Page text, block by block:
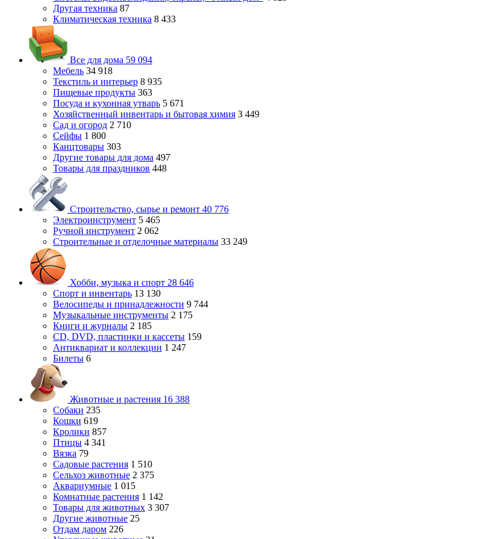
Другая техника 87
Климатическая техника 8 433
Все для дома 59 094
Мебель 34 918
Текстиль и интерьер 8 935
Пищевые продукты 363
Посуда и кухонная утварь 5 671
Хозяйственный инвентарь и бытовая химия 3 449
Сад и огород 2 710
Сейфы 1 800
Канцтовары 303
Другие товары для дома 497
Товары для праздников 448
Строительство, сырье и ремонт 40 776
Электроинструмент 5 465
Ручной инструмент 2 062
Строительные и отделочные материалы 33 249
Хобби, музыка и спорт 28 646
Спорт и инвентарь 13 130
Велосипеды и принадлежности 9 744
Музыкальные инструменты 2 175
Книги и журналы 2 185
CD, DVD, пластинки и кассеты 159
Антиквариат и коллекции 1 247
Билеты 6
Животные и растения 16 388
Собаки 235
Кошки 619
Кролики 857
Птицы 4 341
Вязка 79
Садовые растения 1 510
Сельхоз животные 2 375
Аквариумные 1 015
Комнатные растения 1 142
Товары для животных 3 307
Другие животные 25
Отдам даром 226